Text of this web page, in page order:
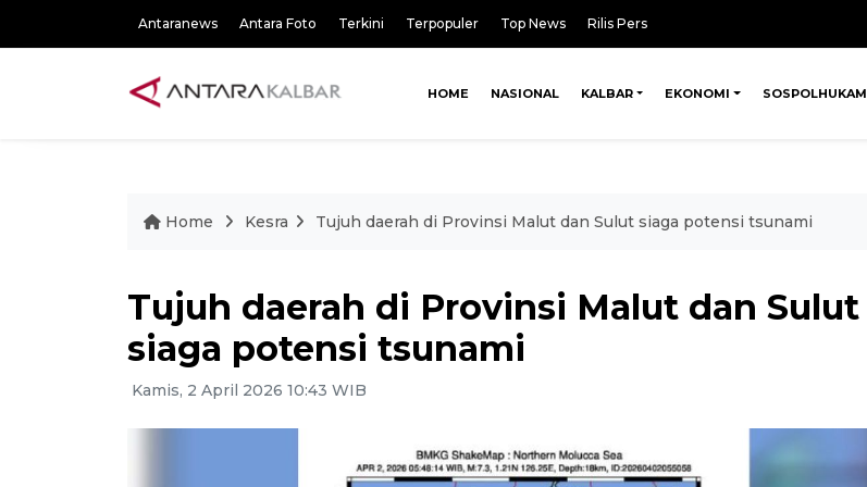
Antaranews Antara Foto Terkini Terpopuler Top News Rilis Pers
HOME NASIONAL KALBAR EKONOMI SOSPOLHUKAM
Home Kesra Tujuh daerah di Provinsi Malut dan Sulut siaga potensi tsunami
Tujuh daerah di Provinsi Malut dan Sulut
siaga potensi tsunami
Kamis, 2 April 2026 10:43 WIB